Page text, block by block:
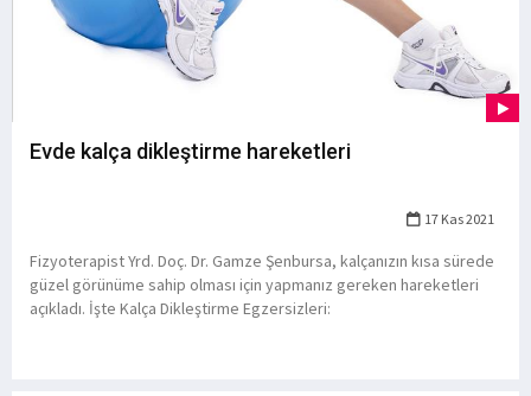
Evde kalça dikleştirme hareketleri
17 Kas 2021
Fizyoterapist Yrd. Doç. Dr. Gamze Şenbursa, kalçanızın kısa sürede
güzel görünüme sahip olması için yapmanız gereken hareketleri
açıkladı. İşte Kalça Dikleştirme Egzersizleri: